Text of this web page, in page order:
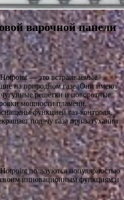
варочной панели
— это встраиваемые
на природном газе. Они имеют
решётки и поворотные
мощности пламени.
функцией газ-контроля,
подачу газа при затухании
пользуются популярностью
своим инновационным функциям и